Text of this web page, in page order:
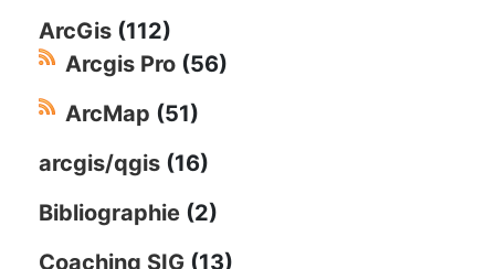
ArcGis (112)
Arcgis Pro (56)
ArcMap (51)
arcgis/qgis (16)
Bibliographie (2)
Coaching SIG (13)